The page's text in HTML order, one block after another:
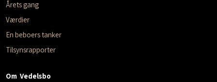
Årets gang
Værdier
En beboers tanker
Tilsynsrapporter
Om Vedelsbo​